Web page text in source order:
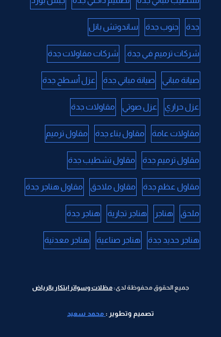
جدة جنوب جدة ساندوتش بانل
شركات ترميم في جدة. شركات مقاولات جدة
صيانة مباني صيانة مباني جدة عزل أسطح جدة
عزل حراري عزل صوتي مقاولات جدة
مقاولات عامة مقاول بناء جدة مقاول ترميم
مقاول ترميم جدة مقاول تشطيب جدة
مقاول عظم جدة مقاول ملاحق مقاول هناجر جدة
ملحق هناجر هناجر تجارية هناجر جدة
هناجر حديد جدة هناجر صناعية هناجر معدنية
جميع الحقوق محفوظة لدى: مظلات وسواتر ابتكار بالرياض
تصميم وتطوير : محمد سعيد